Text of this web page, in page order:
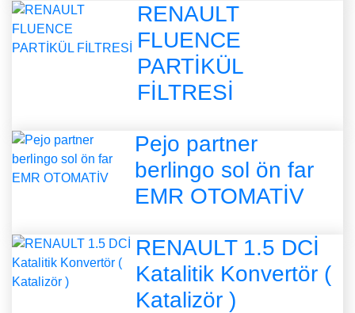
RENAULT
FLUENCE
PARTİKÜL
FİLTRESİ
Pejo partner
berlingo sol ön far
EMR OTOMATİV
RENAULT 1.5 DCİ
Katalitik Konvertör (
Katalizör )